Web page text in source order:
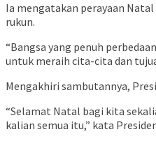
Ia mengatakan perayaan
rukun.
“Bangsa yang penuh
untuk meraih cita-cita dan
Mengakhiri sambutannya,
“Selamat Natal bagi kita
kalian semua itu,” kata